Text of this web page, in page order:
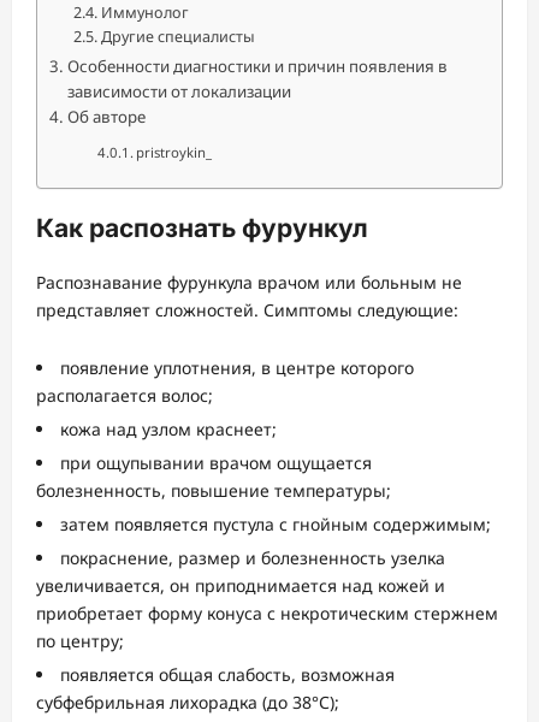
Иммунолог
Другие специалисты
Особенности диагностики и причин появления в
зависимости от локализации
Об авторе
pristroykin_
Как распознать фурункул
Распознавание фурункула врачом или больным не
представляет сложностей. Симптомы следующие:
появление уплотнения, в центре которого
располагается волос;
кожа над узлом краснеет;
при ощупывании врачом ощущается
болезненность, повышение температуры;
затем появляется пустула с гнойным содержимым;
покраснение, размер и болезненность узелка
увеличивается, он приподнимается над кожей и
приобретает форму конуса с некротическим стержнем
по центру;
появляется общая слабость, возможная
субфебрильная лихорадка (до 38°С);